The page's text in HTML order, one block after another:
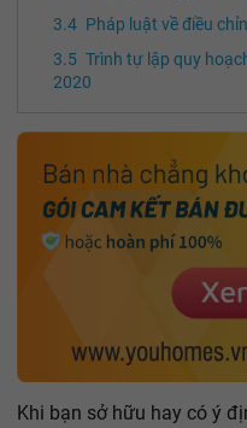
Pháp luật về điều
Trình tự lập quy
2020
Khi bạn sở hữu hay có ý